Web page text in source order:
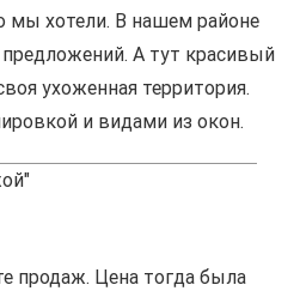
мы хотели. В нашем районе
А тут красивый
ухоженная территория.
и видами из окон.
продаж. Цена тогда была